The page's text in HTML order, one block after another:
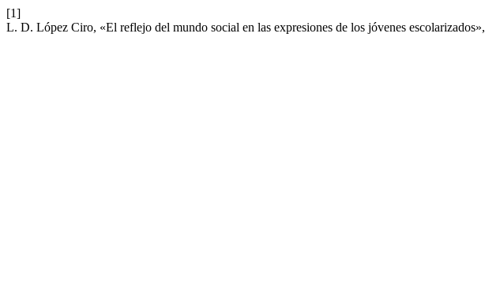
[1]
L. D. López Ciro, «El reflejo del mundo social en las expresiones de los jóvenes escolarizados»,